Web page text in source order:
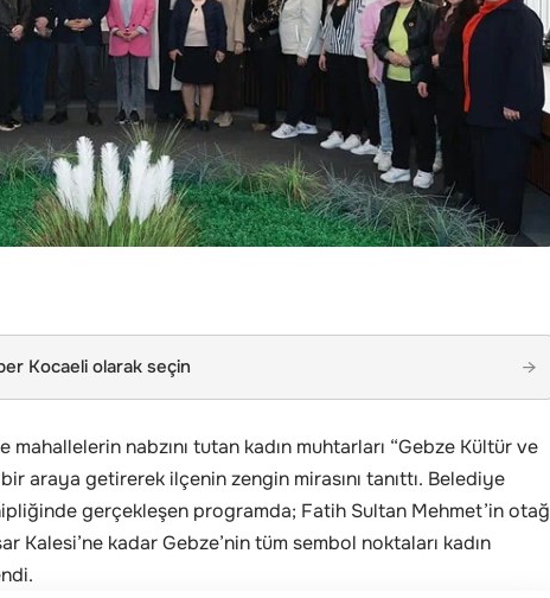
Kocaeli olarak seçin →
nabzını tutan kadın muhtarları “Gebze Kültür ve
araya getirerek ilçenin zengin mirasını tanıttı. Belediye
gerçekleşen programda; Fatih Sultan Mehmet’in otağ
Kalesi’ne kadar Gebze’nin tüm sembol noktaları kadın